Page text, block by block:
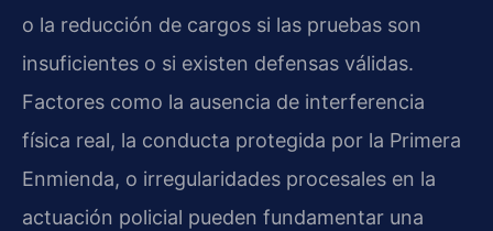
o la reducción de cargos si las pruebas son
insuficientes o si existen defensas válidas.
Factores como la ausencia de interferencia
física real, la conducta protegida por la Primera
Enmienda, o irregularidades procesales en la
actuación policial pueden fundamentar una